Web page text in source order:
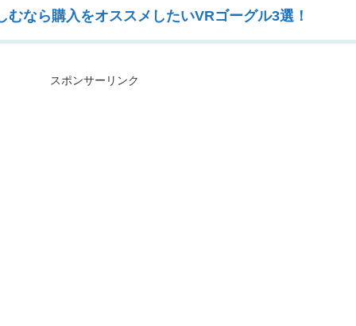
なら購入をオススメしたいVRゴーグル3選！
スポンサーリンク